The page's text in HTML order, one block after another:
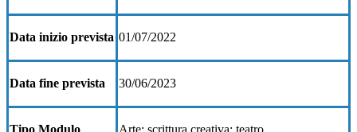
Data inizio prevista 01/07/2022
Data fine prevista 30/06/2023
Tipo Modulo Arte; scrittura creativa; teatro